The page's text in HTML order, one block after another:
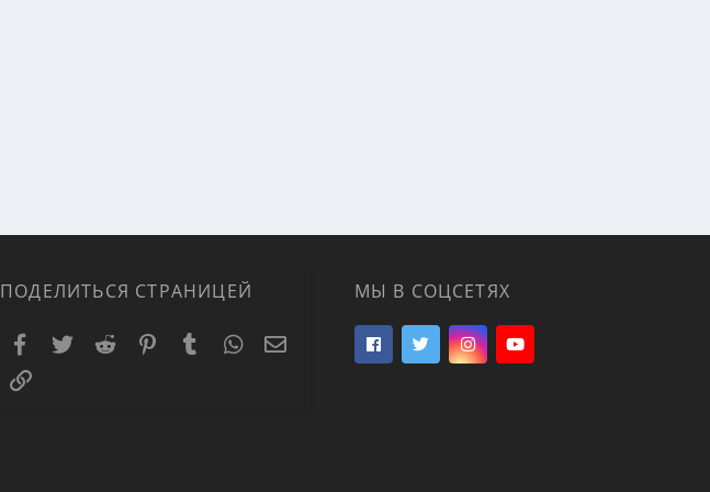
ПОДЕЛИТЬСЯ СТРАНИЦЕЙ
Facebook
TwitterReddit PinterestTumblrWhatsAppЭлектронная почта
Ссылка
МЫ В СОЦСЕТЯХ